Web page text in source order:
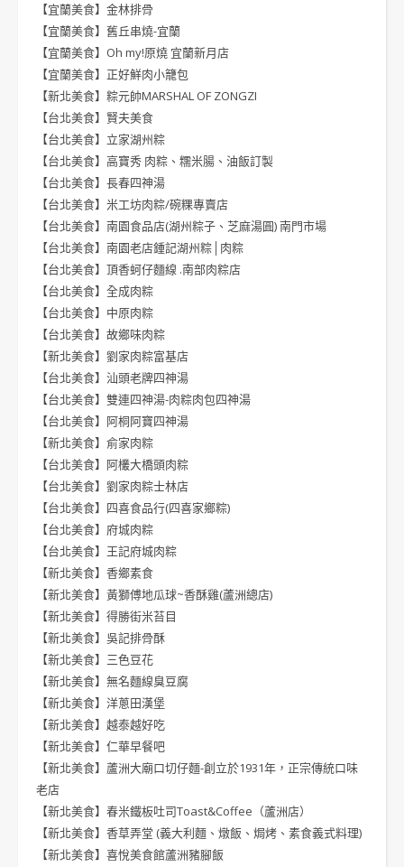
【宜蘭美食】金林排骨
【宜蘭美食】舊丘串燒-宜蘭
【宜蘭美食】Oh my!原燒 宜蘭新月店
【宜蘭美食】正好鮮肉小籠包
【新北美食】粽元帥MARSHAL OF ZONGZI
【台北美食】賢夫美食
【台北美食】立家湖州粽
【台北美食】高寶秀 肉粽、糯米腸、油飯訂製
【台北美食】長春四神湯
【台北美食】米工坊肉粽/碗粿專賣店
【台北美食】南園食品店(湖州粽子、芝麻湯圓) 南門市場
【台北美食】南園老店鍾記湖州粽│肉粽
【台北美食】頂香蚵仔麵線 .南部肉粽店
【台北美食】全成肉粽
【台北美食】中原肉粽
【台北美食】故鄉味肉粽
【新北美食】劉家肉粽富基店
【台北美食】汕頭老牌四神湯
【台北美食】雙連四神湯-肉粽肉包四神湯
【台北美食】阿桐阿寶四神湯
【新北美食】俞家肉粽
【台北美食】阿欉大橋頭肉粽
【台北美食】劉家肉粽士林店
【台北美食】四喜食品行(四喜家鄉粽)
【台北美食】府城肉粽
【台北美食】王記府城肉粽
【新北美食】香鄉素食
【新北美食】黃獅傅地瓜球~香酥雞(蘆洲總店)
【新北美食】得勝街米苔目
【新北美食】吳記排骨酥
【新北美食】三色豆花
【新北美食】無名麵線臭豆腐
【新北美食】洋蔥田漢堡
【新北美食】越泰越好吃
【新北美食】仁華早餐吧
【新北美食】蘆洲大廟口切仔麵-創立於1931年，正宗傳統口味
老店
【新北美食】春米鐵板吐司Toast&Coffee（蘆洲店）
【新北美食】香草弄堂 (義大利麵、燉飯、焗烤、素食義式料理)
【新北美食】喜悅美食館蘆洲豬腳飯